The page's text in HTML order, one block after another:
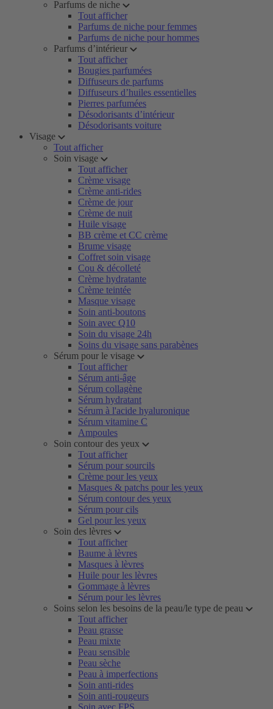
Parfums de niche
Tout afficher
Parfums de niche pour femmes
Parfums de niche pour hommes
Parfums d’intérieur
Tout afficher
Bougies parfumées
Diffuseurs de parfums
Diffuseurs d’huiles essentielles
Pierres parfumées
Désodorisants d’intérieur
Désodorisants voiture
Visage
Tout afficher
Soin visage
Tout afficher
Crème visage
Crème anti-rides
Crème de jour
Crème de nuit
Huile visage
BB crème et CC crème
Brume visage
Coffret soin visage
Cou & décolleté
Crème hydratante
Crème teintée
Masque visage
Soin anti-boutons
Soin avec Q10
Soin du visage 24h
Soins du visage sans parabènes
Sérum pour le visage
Tout afficher
Sérum anti-âge
Sérum collagène
Sérum hydratant
Sérum à l'acide hyaluronique
Sérum vitamine C
Ampoules
Soin contour des yeux
Tout afficher
Sérum pour sourcils
Crème pour les yeux
Masques & patchs pour les yeux
Sérum contour des yeux
Sérum pour cils
Gel pour les yeux
Soin des lèvres
Tout afficher
Baume à lèvres
Masques à lèvres
Huile pour les lèvres
Gommage à lèvres
Sérum pour les lèvres
Soins selon les besoins de la peau/le type de peau
Tout afficher
Peau grasse
Peau mixte
Peau sensible
Peau sèche
Peau à imperfections
Soin anti-rides
Soin anti-rougeurs
Soin avec FPS